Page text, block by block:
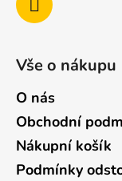
Vše o nákupu
O nás
Obchodní
Nákupní košík
Podmínky